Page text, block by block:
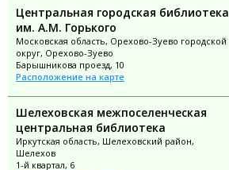
Центральная городская библиотека
им. А.М. Горького
Московская область, Орехово-Зуево городской
округ, Орехово-Зуево
Барышникова проезд, 10
Расположение на карте
Шелеховская межпоселенческая
центральная библиотека
Иркутская область, Шелеховский район,
Шелехов
1-й квартал, 6